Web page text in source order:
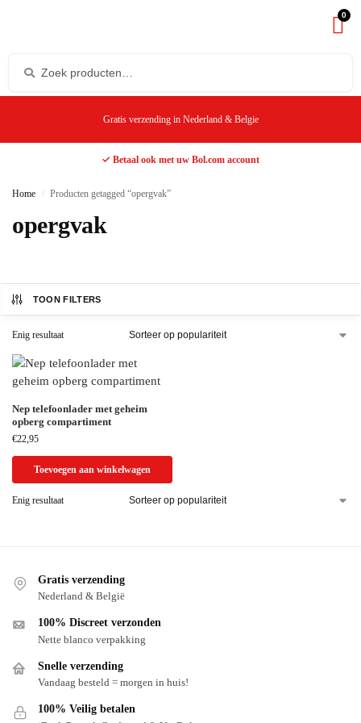
0
Gratis verzending in Nederland & Belgie
✓ Betaal ook met uw Bol.com account
Home / Producten getagged “opergvak”
opergvak
TOON FILTERS
Enig resultaat
Nep telefoonlader met geheim
opberg compartiment
€22,95
Toevoegen aan winkelwagen
Enig resultaat
Gratis verzending
Nederland & België
100% Discreet verzonden
Nette blanco verpakking
Snelle verzending
Vandaag besteld = morgen in huis!
100% Veilig betalen